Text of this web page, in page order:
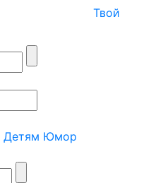
Твой
Детям Юмор